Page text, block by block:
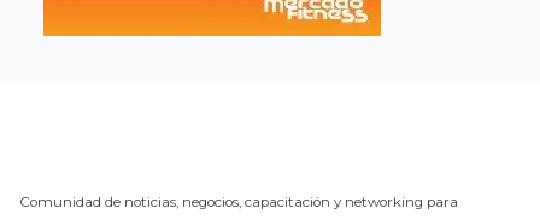
Comunidad de noticias, negocios, capacitación y networking para